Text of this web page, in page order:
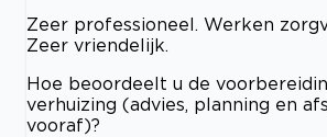
Zeer professioneel. Werken
Zeer vriendelijk.
Hoe beoordeelt u de
verhuizing (advies, planning en
vooraf)?